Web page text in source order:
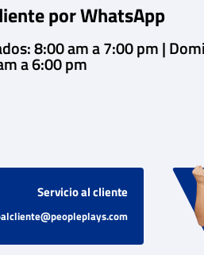
por WhatsApp
8:00 am a 7:00 pm |
a 6:00 pm
Servicio al cliente